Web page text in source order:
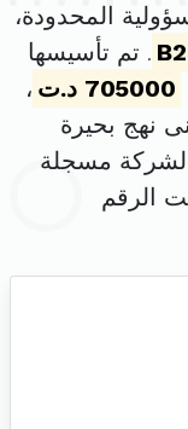
المحدودة،
. تم تأسيسها
705000 د.ت
،
نهج بحيرة
مسجلة
الرقم